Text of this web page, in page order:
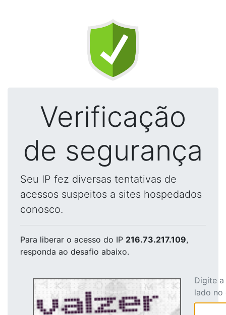
Verificação
de segurança
Seu IP fez diversas tentativas de
acessos suspeitos a sites hospedados
conosco.
Para liberar o acesso do IP 216.73.217.109,
responda ao desafio abaixo.
Digite
lado no